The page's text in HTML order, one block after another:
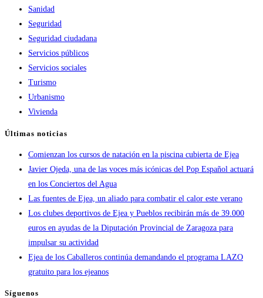
Sanidad
Seguridad
Seguridad ciudadana
Servicios públicos
Servicios sociales
Turismo
Urbanismo
Vivienda
Últimas noticias
Comienzan los cursos de natación en la piscina cubierta de Ejea
Javier Ojeda, una de las voces más icónicas del Pop Español actuará
en los Conciertos del Agua
Las fuentes de Ejea, un aliado para combatir el calor este verano
Los clubes deportivos de Ejea y Pueblos recibirán más de 39.000
euros en ayudas de la Diputación Provincial de Zaragoza para
impulsar su actividad
Ejea de los Caballeros continúa demandando el programa LAZO
gratuito para los ejeanos
Síguenos